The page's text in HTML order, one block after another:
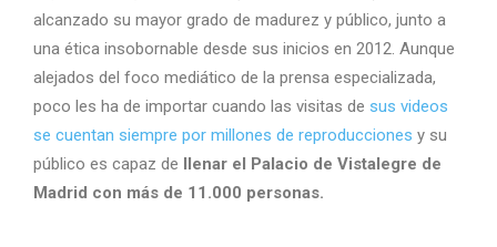
alcanzado su mayor grado de madurez y público, junto a
una ética insobornable desde sus inicios en 2012. Aunque
alejados del foco mediático de la prensa especializada,
poco les ha de importar cuando las visitas de sus videos
se cuentan siempre por millones de reproducciones y su
público es capaz de llenar el Palacio de Vistalegre de
Madrid con más de 11.000 personas.